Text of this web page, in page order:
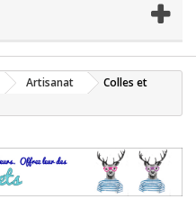
Artisanat
Colles et